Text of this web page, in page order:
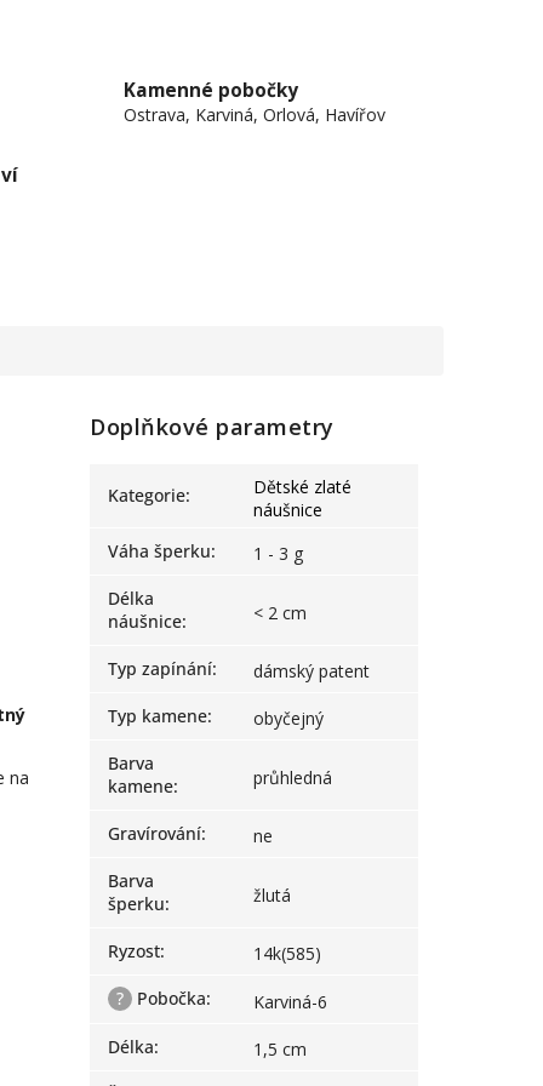
Kamenné pobočky
Ostrava, Karviná, Orlová, Havířov
na
Doplňkové parametry
Kategorie:
Dětské zlaté
náušnice
Váha šperku:
1 - 3 g
Délka
náušnice: < 2 cm
Typ zapínání:
dámský patent
Typ kamene:
obyčejný
Barva
kamene: průhledná
Gravírování:
ne
Barva
šperku: žlutá
Ryzost:
14k(585)
?
Pobočka:
Karviná-6
Délka:
1,5 cm